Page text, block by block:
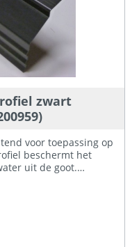
zwart
voor toepassing op
beschermt het
uit de goot.